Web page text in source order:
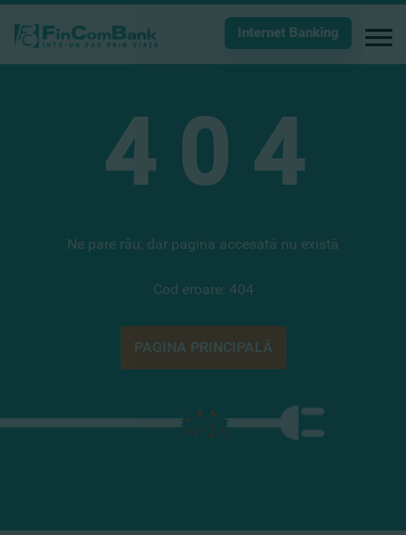
Internet Banking
4 0 4
Ne pare rău, dar pagina accesată nu există
Cod eroare: 404
PAGINA PRINCIPALĂ